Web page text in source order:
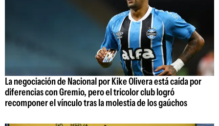
La negociación de Nacional por Kike Olivera está caída por
diferencias con Gremio, pero el tricolor club logró
recomponer el vínculo tras la molestia de los gaúchos